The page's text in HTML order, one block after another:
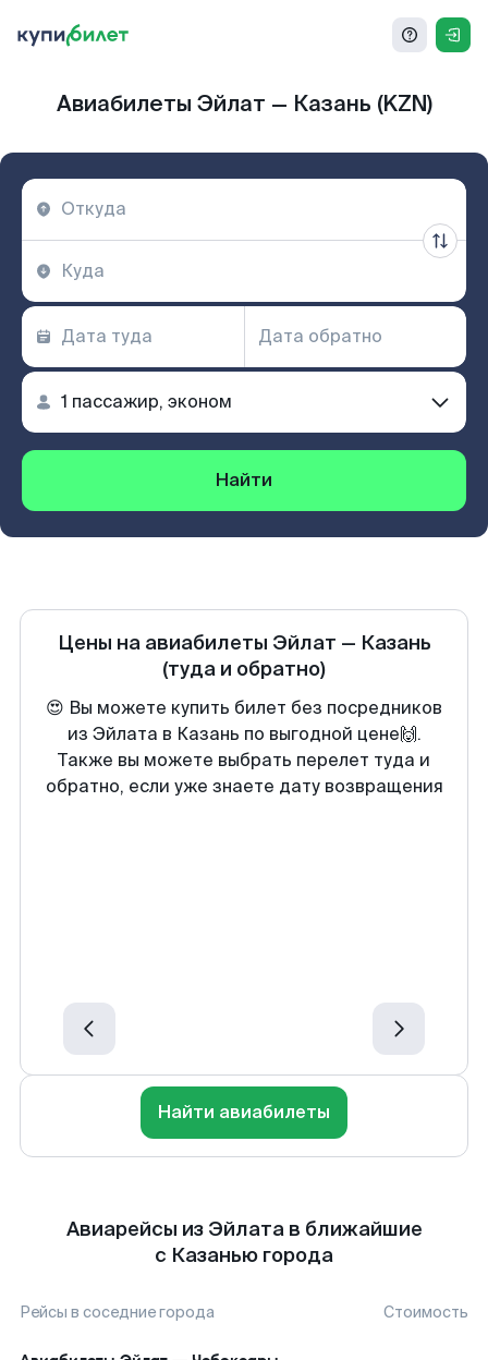
Авиабилеты Эйлат — Казань (KZN)
Найти
Цены на авиабилеты Эйлат — Казань
(туда и обратно)
😍 Вы можете купить билет без посредников
из Эйлата в Казань по выгодной цене🙌.
Также вы можете выбрать перелет туда и
обратно, если уже знаете дату возвращения
Найти авиабилеты
Авиарейсы из Эйлата в ближайшие
с Казанью города
Рейсы в соседние города Стоимость